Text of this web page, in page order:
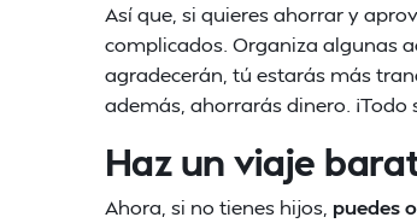
Así que, si quieres ahorrar y
complicados. Organiza algunas
agradecerán, tú estarás más
además, ahorrarás dinero. ¡Todo
Haz un viaje
Ahora, si no tienes hijos, puedes